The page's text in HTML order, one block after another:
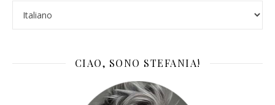
CIAO, SONO STEFANIA!